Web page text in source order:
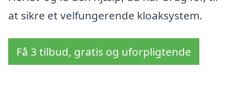
at sikre et velfungerende kloaksystem.
Få 3 tilbud, gratis og uforpligtende